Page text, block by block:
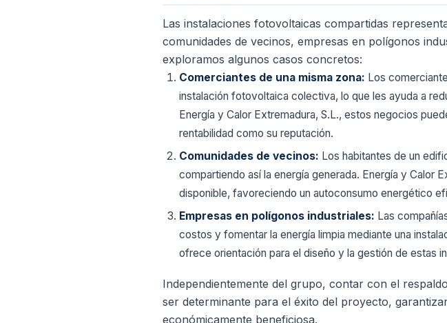
Las instalaciones fotovoltaicas compartidas
comunidades de vecinos, empresas en polígonos
exploramos algunos casos concretos:
Comerciantes de una misma zona: Los
instalación fotovoltaica colectiva, lo que les ayuda a
Energía y Calor Extremadura, S.L., estos negocios
rentabilidad como su reputación.
Comunidades de vecinos: Los habitantes de un
compartiendo así la energía generada. Energía y Calor
disponible, favoreciendo un autoconsumo energético
Empresas en polígonos industriales: Las
costos y fomentar la energía limpia mediante una
ofrece orientación para el diseño y la gestión de estas
Independientemente del grupo, contar con el
ser determinante para el éxito del proyecto,
económicamente beneficiosa.